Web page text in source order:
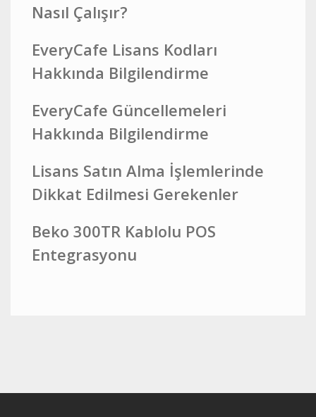
Nasıl Çalışır?
EveryCafe Lisans Kodları
Hakkında Bilgilendirme
EveryCafe Güncellemeleri
Hakkında Bilgilendirme
Lisans Satın Alma İşlemlerinde
Dikkat Edilmesi Gerekenler
Beko 300TR Kablolu POS
Entegrasyonu